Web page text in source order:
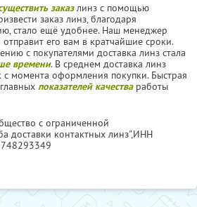
заказлинз с помощью
заказ линз, благодаря
стало ещё удобнее. Наш менеджер
его вам в кратчайшие сроки.
с покупателями доставка линз стала
времени. В среднем доставка линз
с момента оформления покупки. Быстрая
показателей качестваработы
с ограниченной
доставки контактных линз",ИНН